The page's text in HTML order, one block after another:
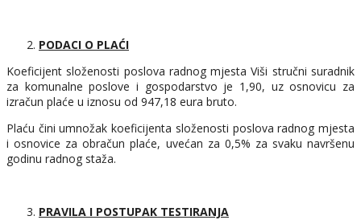
PODACI O PLAĆI
Koeficijent složenosti poslova radnog mjesta Viši stručni suradnik
za komunalne poslove i gospodarstvo je 1,90, uz osnovicu za
izračun plaće u iznosu od 947,18 eura bruto.
Plaću čini umnožak koeficijenta složenosti poslova radnog mjesta
i osnovice za obračun plaće, uvećan za 0,5% za svaku navršenu
godinu radnog staža.
PRAVILA I POSTUPAK TESTIRANJA